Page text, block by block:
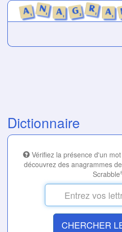
Dictionnaire
Vérifiez la présence d'un
découvrez des anagrammes
Scrabble
CHERCHER